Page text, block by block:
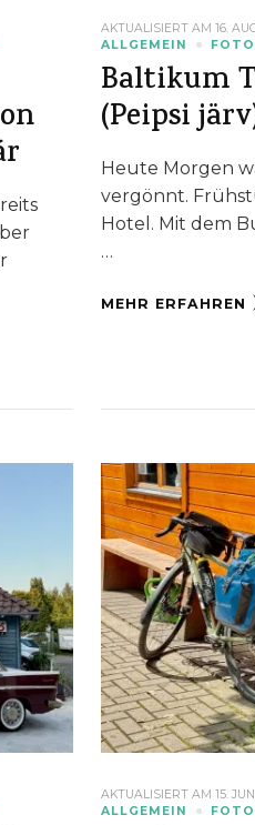
AKTUALISIERT AM 16.
ALLGEMEIN
Baltikum
(Peipsi
Heute Morgen
vergönnt.
Hotel. Mit dem
…
MEHR ERFAHREN
AKTUALISIERT AM 15.
ALLGEMEIN